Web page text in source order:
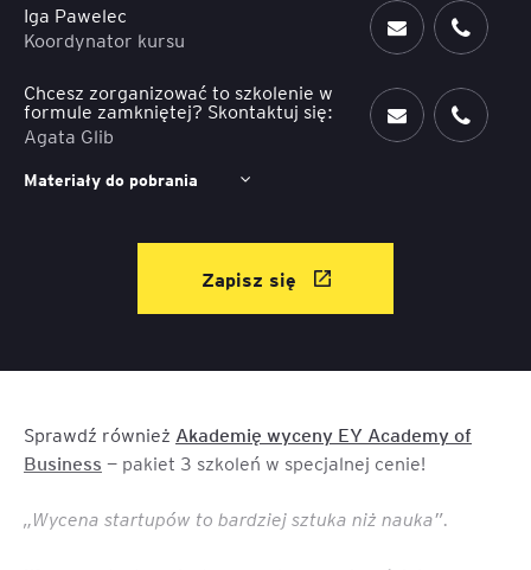
Sprawdź również Akademię wyceny EY Academy of
Business — pakiet 3 szkoleń w specjalnej cenie!
„Wycena startupów to bardziej sztuka niż nauka”.
Iga Pawelec
Koordynator kursu
Chcesz zorganizować to szkolenie w
formule zamkniętej? Skontaktuj się:
Agata Glib
Materiały do pobrania
Zapisz się